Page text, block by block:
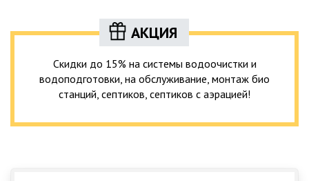
АКЦИЯ
Скидки до 15% на системы водоочистки и
водоподготовки, на обслуживание, монтаж био
станций, септиков, септиков с аэрацией!